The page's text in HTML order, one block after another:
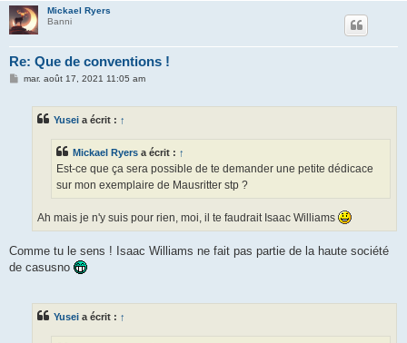
Mickael Ryers
Banni
Re: Que de conventions !
Mmar. août 17, 2021 11:05 am
Yusei a écrit : ↑
Mickael Ryers a écrit : ↑
Est-ce que ça sera possible de te demander une petite dédicace
sur mon exemplaire de Mausritter stp ?
Ah mais je n'y suis pour rien, moi, il te faudrait Isaac Williams
Comme tu le sens ! Isaac Williams ne fait pas partie de la haute société
de casusno
Yusei a écrit : ↑